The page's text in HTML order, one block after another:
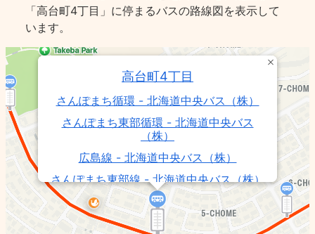
「高台町4丁目」に停まるバスの路線図を表示して
います。
高台町4丁目
さんぽまち循環 - 北海道中央バス（株）
さんぽまち東部循環 - 北海道中央バス
（株）
広島線 - 北海道中央バス（株）
さんぽまち東部線 - 北海道中央バス（株）